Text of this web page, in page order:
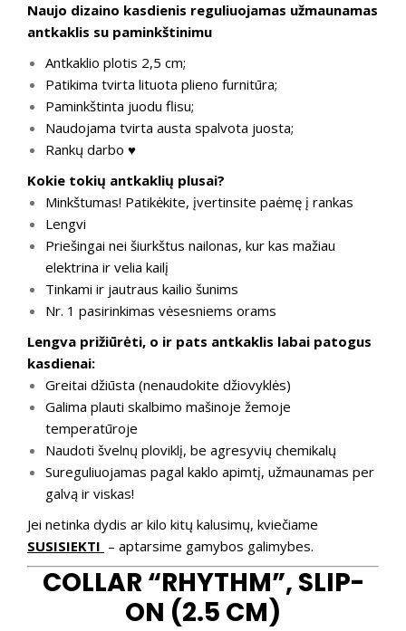
Naujo dizaino kasdienis reguliuojamas užmaunamas
antkaklis su paminkštinimu
Antkaklio plotis 2,5 cm;
Patikima tvirta lituota plieno furnitūra;
Paminkštinta juodu flisu;
Naudojama tvirta austa spalvota juosta;
Rankų darbo ♥
Kokie tokių antkaklių plusai?
Minkštumas! Patikėkite, įvertinsite paėmę į rankas
Lengvi
Priešingai nei šiurkštus nailonas, kur kas mažiau
elektrina ir velia kailį
Tinkami ir jautraus kailio šunims
Nr. 1 pasirinkimas vėsesniems orams
Lengva prižiūrėti, o ir pats antkaklis labai patogus
kasdienai:
Greitai džiūsta (nenaudokite džiovyklės)
Galima plauti skalbimo mašinoje žemoje
temperatūroje
Naudoti švelnų ploviklį, be agresyvių chemikalų
Sureguliuojamas pagal kaklo apimtį, užmaunamas per
galvą ir viskas!
Jei netinka dydis ar kilo kitų kalusimų, kviečiame
SUSISIEKTI – aptarsime gamybos galimybes.
COLLAR “RHYTHM”, SLIP-
ON (2.5 CM)